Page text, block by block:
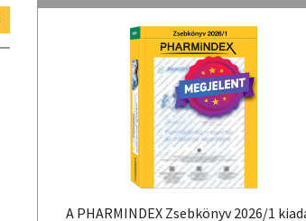
A PHARMINDEX Zsebkönyv 2026/1 kiadása